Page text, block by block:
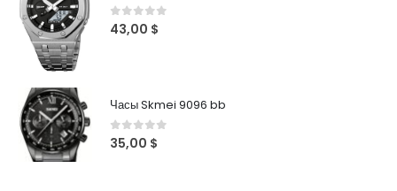
0 out of 5
43,00 $
Часы Skmei 9096 bb
0out of 5
35,00 $